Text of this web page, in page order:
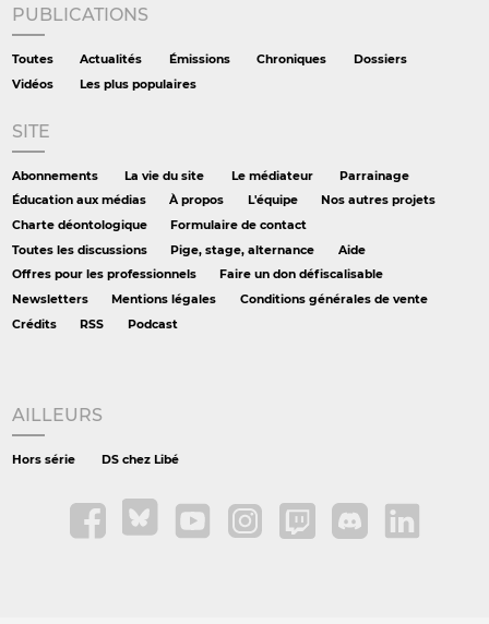
PUBLICATIONS
Toutes Actualités Émissions Chroniques
Dossiers
Vidéos
Les plus populaires
SITE
Abonnements La vie du site Le médiateur
Parrainage
Éducation aux médias
À propos L'équipe
Nos autres projets
Charte déontologique
Formulaire de contact
Toutes les discussions
Pige, stage, alternance
Aide
Offres pour les professionnels
Faire un don défiscalisable
Newsletters
Mentions légales
Conditions générales de vente
Crédits
RSS Podcast
AILLEURS
Hors série DS chez Libé